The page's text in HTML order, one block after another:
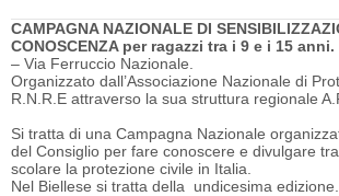
CAMPAGNA NAZIONALE DI
CONOSCENZA per ragazzi tra i 9 e i 15 anni.
– Via Ferruccio Nazionale.
Organizzato dall’Associazione Nazionale di
R.N.R.E attraverso la sua struttura regionale
Si tratta di una Campagna Nazionale
del Consiglio per fare conoscere e divulgare
scolare la protezione civile in Italia.
Nel Biellese si tratta della undicesima edizione.